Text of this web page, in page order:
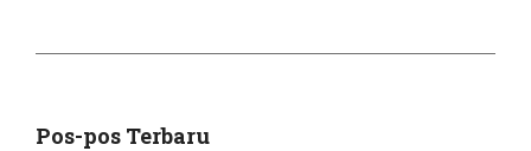
Pos-pos Terbaru